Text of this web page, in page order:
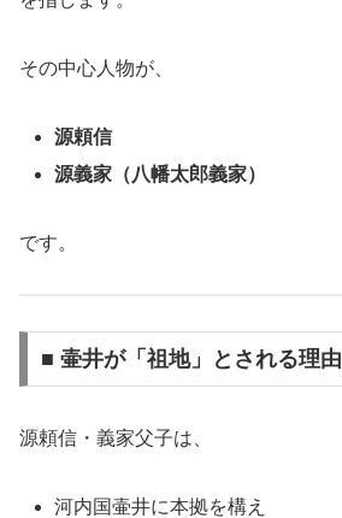
その中心人物が、
源頼信
源義家（八幡太郎義家）
です。
■ 壷井が「祖地」とされる理由
源頼信・義家父子は、
河内国壷井に本拠を構え